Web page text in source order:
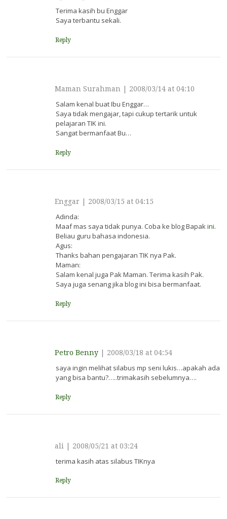
Terima kasih bu Enggar
Saya terbantu sekali.
Reply
Maman Surahman 2008/03/14 at 04:10
Salam kenal buat Ibu Enggar…
Saya tidak mengajar, tapi cukup tertarik untuk
pelajaran TIK ini.
Sangat bermanfaat Bu…
Reply
Enggar 2008/03/15 at 04:15
Adinda:
Maaf mas saya tidak punya. Coba ke blog Bapakini.
Beliau guru bahasa indonesia.
Agus:
Thanks bahan pengajaran TIK nya Pak.
Maman:
Salam kenal juga Pak Maman. Terima kasih Pak.
Saya juga senang jika blog ini bisa bermanfaat.
Reply
Petro Benny 2008/03/18 at 04:54
saya ingin melihat silabus mp seni lukis…apakah ada
yang bisa bantu?…..trimakasih sebelumnya….
Reply
ali | 2008/05/21 at 03:24
terima kasih atas silabus TIKnya
Reply